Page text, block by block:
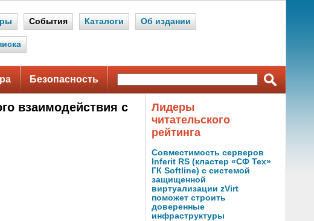
События Каталоги Об издании
Безопасность
взаимодействия с
Лидеры
читательского
рейтинга
Совместимость серверов
Inferit RS (кластер «СФ Тех»
ГК Softline) с системой
защищенной
виртуализации zVirt
поможет строить
доверенные
инфраструктуры